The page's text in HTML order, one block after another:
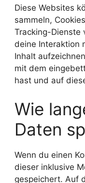
Diese Websites
sammeln,
Tracking-Dienste
deine Interaktion
Inhalt
mit dem
hast und auf
Wie
Daten
Wenn du einen
dieser inklusive
gespeichert. Auf